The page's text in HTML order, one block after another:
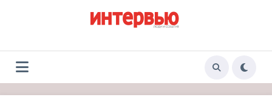
Журнал «Интервью:
Люди и события»
Люди и события